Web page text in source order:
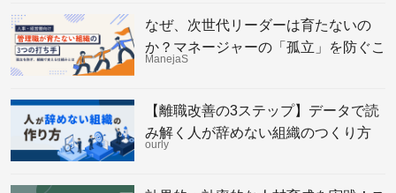
なぜ、次世代リーダーは育たないの
か？マネージャーの「孤立」を防ぐこ
れからの組織の仕組み
ManejaS
【離職改善の3ステップ】データで読
み解く人が辞めない組織のつくり方
ourly